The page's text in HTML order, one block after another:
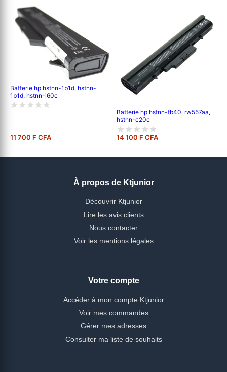
Batterie hp hstnn-1b1d, hstnn-
1b1d, hstnn-i60c
11 700 F CFA
Batterie hp hstnn-fb40, rw557aa,
hstnn-c20c
14 100 F CFA
À propos de Ktjunior
Découvrir Ktjunior
Lire les avis clients
Nous contacter
Voir les mentions légales
Votre compte
Accéder à mon compte Ktjunior
Voir mes commandes
Gérer mes adresses
Consulter ma liste de souhaits